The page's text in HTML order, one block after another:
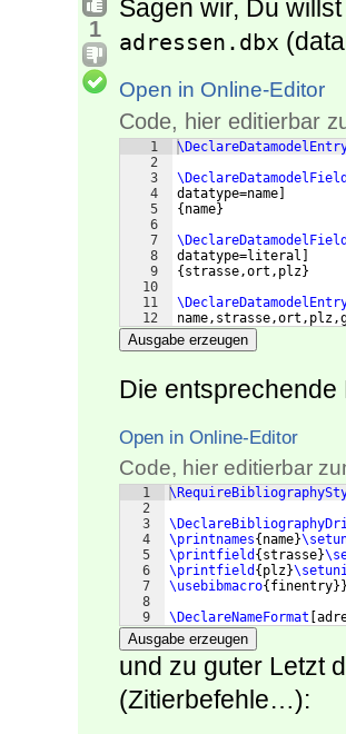
1
Sagen wir, Du willst
adressen.dbx
Open in Online-Editor
Code, hier editierbar
1
2
3
4
5
6
7
8
9
10
11
12
datatype=name
{ name}
datatype=literal
{ strasse,ort,plz}
Ausgabe erzeugen
Die entsprechende
Open in Online-Editor
Code, hier editierbar
1
2
3
4
5
6
7
8
9
\printnames{ name}
\printfield { strasse}
\printfield { plz}
\usebibmacro{ finentry}}
\DeclareNameFormat
Ausgabe erzeugen
und zu guter Letzt
(Zitierbefehle…):